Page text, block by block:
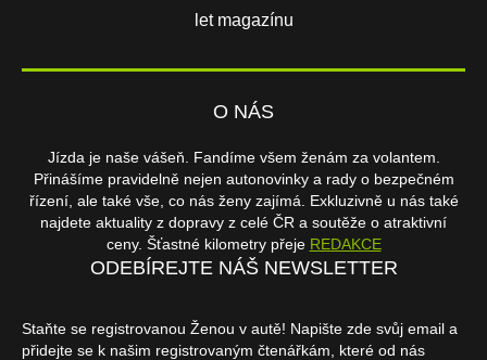
let magazínu
O NÁS
Jízda je naše vášeň. Fandíme všem ženám za volantem.
Přinášíme pravidelně nejen autonovinky a rady o bezpečném
řízení, ale také vše, co nás ženy zajímá. Exkluzivně u nás také
najdete aktuality z dopravy z celé ČR a soutěže o atraktivní
ceny. Šťastné kilometry přeje REDAKCE
ODEBÍREJTE NÁŠ NEWSLETTER
Staňte se registrovanou Ženou v autě! Napište zde svůj email a
přidejte se k našim registrovaným čtenářkám, které od nás